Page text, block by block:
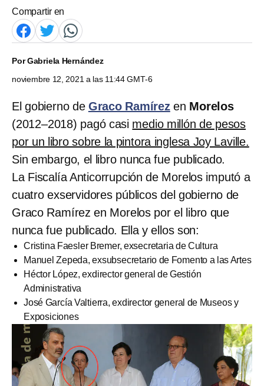
Compartir en
PorGabriela Hernández
noviembre 12, 2021 a las 11:44 GMT-6
El gobierno de Graco Ramírezen Morelos
(2012–2018) pagó casi medio millón de pesos
por un libro sobre la pintora inglesa Joy Laville.
Sin embargo, el libro nunca fue publicado.
La Fiscalía Anticorrupción de Morelos imputó a
cuatro exservidores públicos del gobierno de
Graco Ramírez en Morelos por el libro que
nunca fue publicado. Ella y ellos son:
Cristina Faesler Bremer, exsecretaria de Cultura
Manuel Zepeda, exsubsecretario de Fomento a las Artes
Héctor López, exdirector general de Gestión
Administrativa
José García Valtierra, exdirector general de Museos y
Exposiciones